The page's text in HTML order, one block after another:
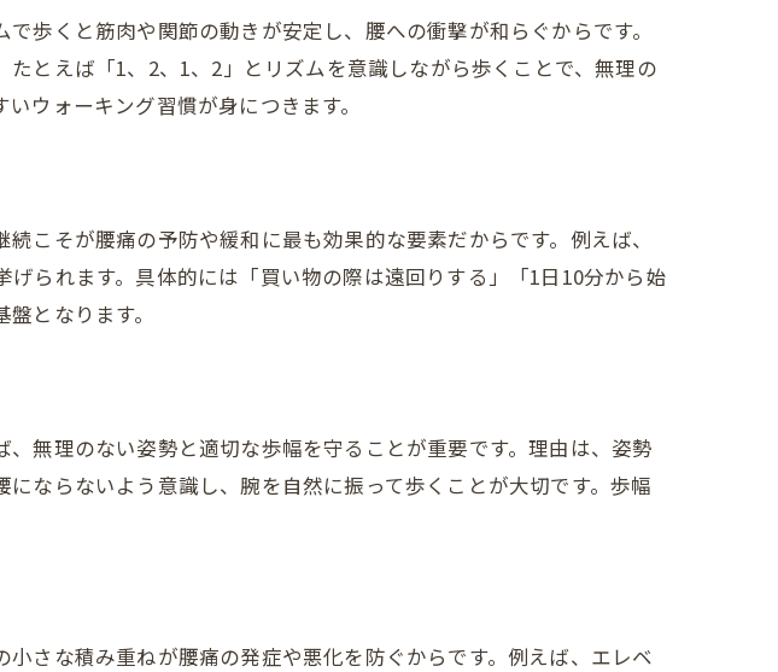
スクと予防法
疲労の正体
距離と目安
う
違いを解説
チェック方法
ときの対処法
歩くと筋肉や関節の動きが安定し、腰への衝撃が和らぐからです。
とえば「1、2、1、2」とリズムを意識しながら歩くことで、無理の
ウォーキング習慣が身につきます。
こそが腰痛の予防や緩和に最も効果的な要素だからです。例えば、
られます。具体的には「買い物の際は遠回りする」「1日10分から始
となります。
無理のない姿勢と適切な歩幅を守ることが重要です。理由は、姿勢
ならないよう意識し、腕を自然に振って歩くことが大切です。歩幅
さな積み重ねが腰痛の発症や悪化を防ぐからです。例えば、エレベ